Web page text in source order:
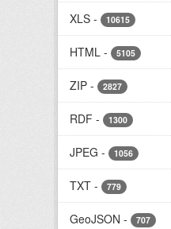
XLS - 10615
HTML - 5105
ZIP - 2827
RDF - 1300
JPEG - 1056
TXT - 779
GeoJSON - 707